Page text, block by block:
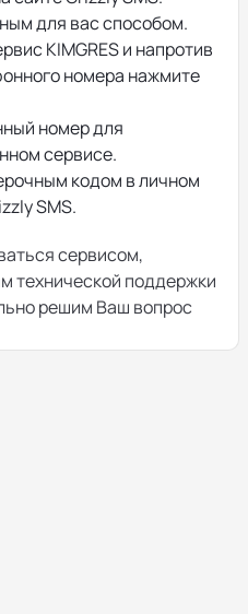
для вас способом.
KIMGRES и напротив
номера нажмите
номер для
сервисе.
кодом в личном
SMS.
сервисом,
технической поддержки
решим Ваш вопрос